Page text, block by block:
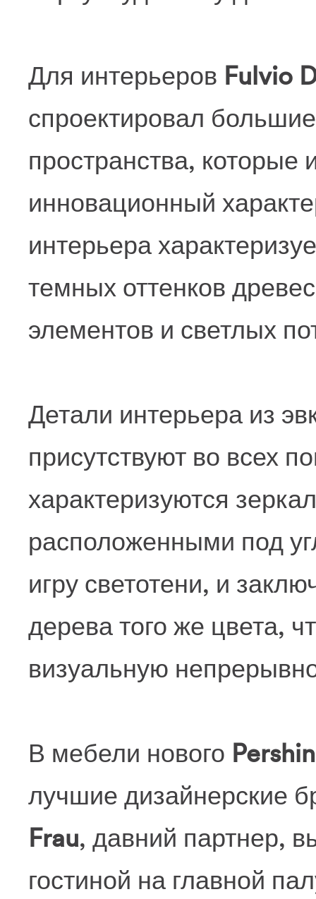
Для интерьеров Fulvio
спроектировал
пространства, которые
инновационный
интерьера
темных оттенков
элементов и светлых
Детали интерьера из
присутствуют во всех
характеризуются
расположенными под
игру светотени, и
дерева того же цвета,
визуальную
В мебели нового
лучшие дизайнерские
Frau, давний партнер,
гостиной на главной